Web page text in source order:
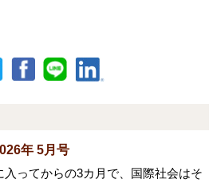
年 5月号
入ってからの3カ月で、国際社会はそ